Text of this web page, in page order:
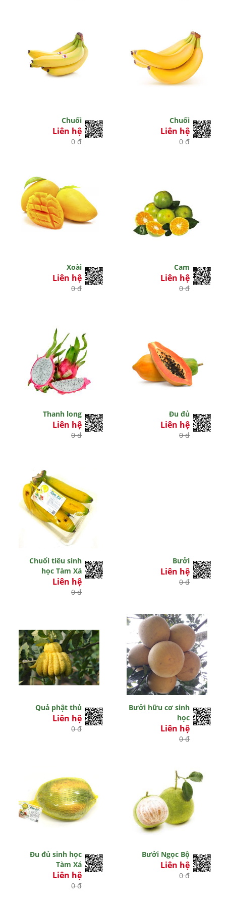
Chuối
Liên hệ
0 đ
Chuối
Liên hệ
0 đ
Xoài
Liên hệ
0 đ
Cam
Liên hệ
0 đ
Thanh long
Liên hệ
0 đ
Đu đủ
Liên hệ
0 đ
Chuối tiêu sinh
học Tàm Xá
Liên hệ
0 đ
Bưởi
Liên hệ
0 đ
Quả phật thủ
Liên hệ
0 đ
Bưởi hữu cơ sinh
học
Liên hệ
0 đ
Đu đủ sinh học
Tàm Xá
Liên hệ
0 đ
Bưởi Ngọc Bộ
Liên hệ
0 đ